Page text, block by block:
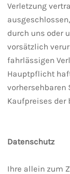
Verletzung
durch uns oder
vorsätzlich
fahrlässigen
Hauptpflicht
vorhersehbaren
Kaufpreises der
Datenschutz
Ihre allein zum